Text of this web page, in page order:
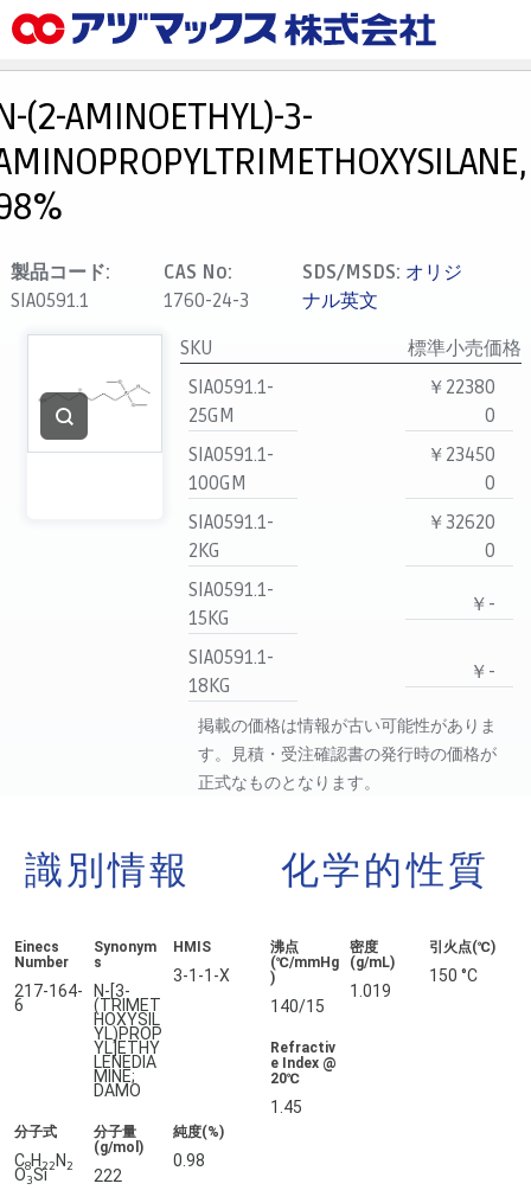
メニュー
お気に入り
カート
マイアカウント
主要取扱ブランド
代理店一覧
製品検索
見積発行
(2-AMINOETHYL)-3-
製品コード:
SIA0591.1
CAS No:
1760-24-3
SDS/MSDS: オリジ
ナル英文
SKU
標準小売価格
SIA0591.1-
25GM
￥22380
0
SIA0591.1-
100GM
￥23450
0
SIA0591.1-
2KG
￥32620
0
SIA0591.1-
15KG
￥-
SIA0591.1-
18KG
￥-
掲載の価格は情報が古い可能性がありま
す。見積・受注確認書の発行時の価格が
正式なものとなります。
識別情報
Einecs
Number
217-164-
6
Synonym
s
N-[3-
(TRIMET
HOXYSIL
YL)PROP
YL]ETHY
LENEDIA
MINE;
DAMO
HMIS
3-1-1-X
分子式
C8H22 N2
O3Si
分子量
(g/mol)
222
純度(%)
0.98
化学的性質
沸点
(℃/mmHg
)
140/15
密度
(g/mL)
1.019
引火点(℃)
150 °C
Refractiv
e Index @
20℃
1.45